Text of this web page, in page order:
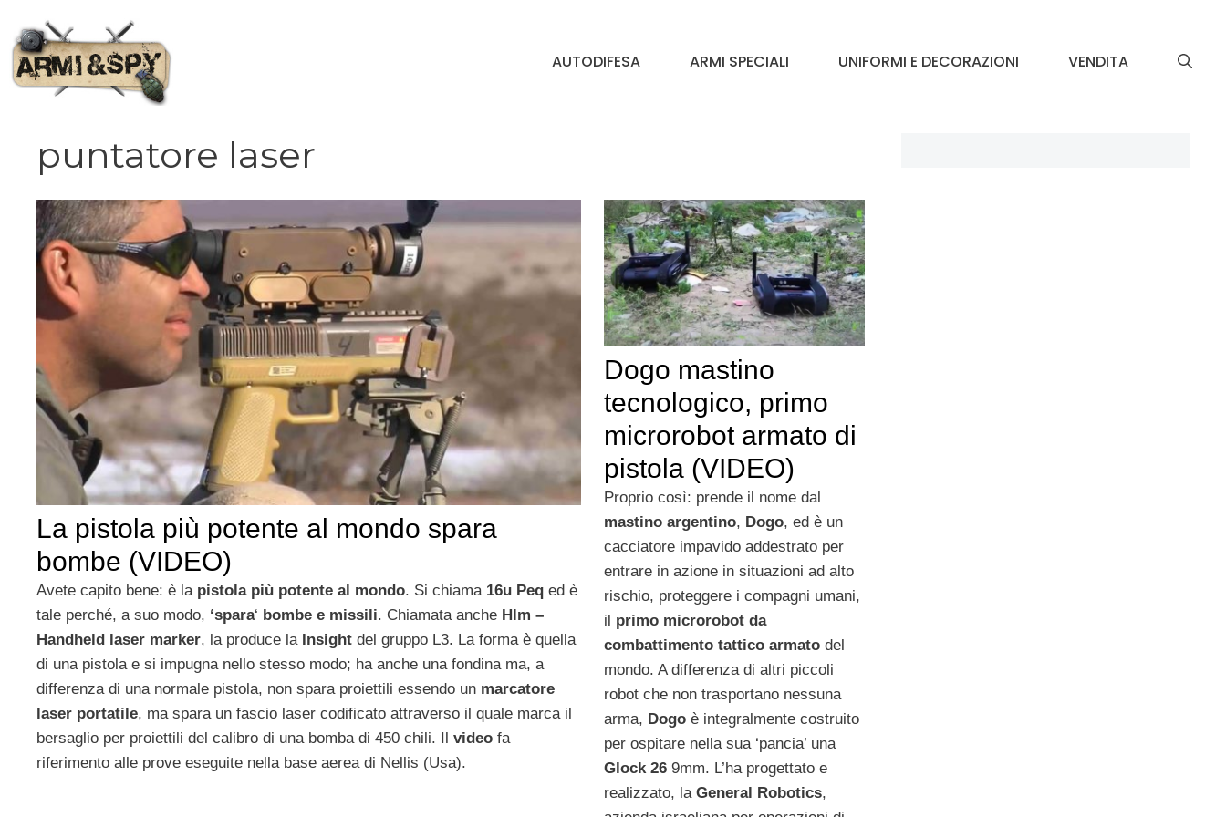
contenuto
AUTODIFESA ARMI SPECIALI UNIFORMI E DECORAZIONI VENDITA
puntatore laser
La pistola più potente al mondo spara
bombe (VIDEO)
Avete capito bene: è la pistola più potente al mondo. Si chiama 16u Peq ed è
tale perché, a suo modo, ‘spara‘ bombe e missili. Chiamata anche Hlm –
Handheld laser marker, la produce la Insight del gruppo L3. La forma è quella
di una pistola e si impugna nello stesso modo; ha anche una fondina ma, a
differenza di una normale pistola, non spara proiettili essendo un marcatore
laser portatile, ma spara un fascio laser codificato attraverso il quale marca il
bersaglio per proiettili del calibro di una bomba di 450 chili. Il video fa
riferimento alle prove eseguite nella base aerea di Nellis (Usa).
Dogo mastino
tecnologico, primo
microrobot armato di
pistola (VIDEO)
Proprio così: prende il nome dal
mastino argentino, Dogo, ed è un
cacciatore impavido addestrato per
entrare in azione in situazioni ad alto
rischio, proteggere i compagni umani,
il primo microrobot da
combattimento tatticoarmatodel
mondo. A differenza di altri piccoli
robot che non trasportano nessuna
arma, Dogoè integralmente costruito
per ospitare nella sua ‘pancia’ una
Glock 269mm. L’ha progettato e
realizzato, la General Robotics,